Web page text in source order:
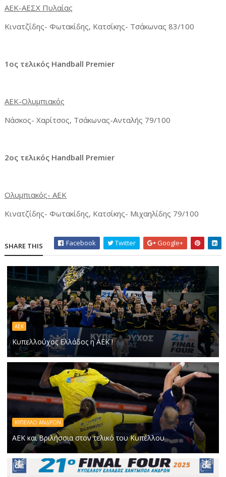
ΑΕΚ-ΑΕΣΧ Πυλαίας
Κινατζίδης- Φωτακίδης, Κατσίκης- Τσάκωνας 83/100
1oς τελικός Ηandball Premier
ΑΕΚ-Ολυμπιακός
Νάσκος- Χαρίτσος, Τσάκωνας-Ανταλής 79/100
2ος τελικός Handball Premier
Ολυμπιακός- ΑΕΚ
Κινατζίδης- Φωτακίδης, Κατσίκης- Μιχαηλίδης 79/100
SHARE THIS Facebook Twitter Google+
ΑΕΚ
Κυπελλούχος Ελλάδος η ΑΕΚ !
ΚΥΠΕΛΛΟ ΑΝΔΡΩΝ
ΑΕΚ και Βριλήσσια στον τελικό του Κυπέλλου